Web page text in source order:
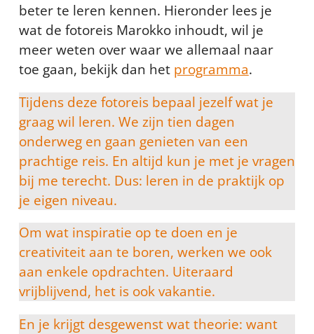
beter te leren kennen. Hieronder lees je
wat de fotoreis Marokko inhoudt, wil je
meer weten over waar we allemaal naar
toe gaan, bekijk dan het programma.
Tijdens deze fotoreis bepaal jezelf wat je
graag wil leren. We zijn tien dagen
onderweg en gaan genieten van een
prachtige reis. En altijd kun je met je vragen
bij me terecht. Dus: leren in de praktijk op
je eigen niveau.
Om wat inspiratie op te doen en je
creativiteit aan te boren, werken we ook
aan enkele opdrachten. Uiteraard
vrijblijvend, het is ook vakantie.
En je krijgt desgewenst wat theorie: want